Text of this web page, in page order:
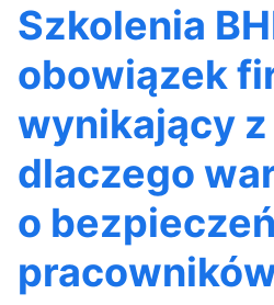
Szkolenia
obowiązek
wynikający
dlaczego
o